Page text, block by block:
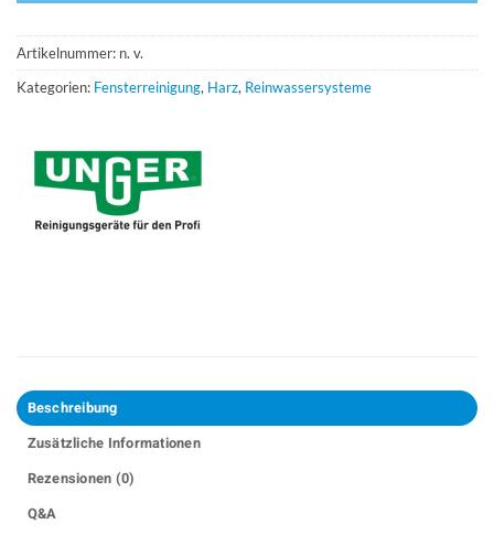
Artikelnummer: n. v.
Kategorien: Fensterreinigung, Harz, Reinwassersysteme
Beschreibung
Zusätzliche Informationen
Rezensionen (0)
Q&A